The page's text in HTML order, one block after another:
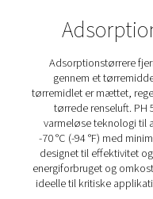
PH 55-
De varmeløse PH
luft til beskyttelse
dugpunkt på -70